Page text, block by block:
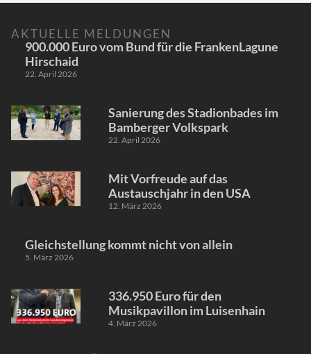
AKTUELLE MELDUNGEN
900.000 Euro vom Bund für die FrankenLagune
Hirschaid
22. April 2026
Sanierung des Stadionbades im
Bamberger Volkspark
22. April 2026
Mit Vorfreude auf das
Austauschjahr in den USA
12. März 2026
Gleichstellung kommt nicht von allein
5. März 2026
336.950 Euro für den
Musikpavillon im Luisenhain
4. März 2026